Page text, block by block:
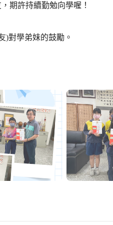
期許持續勤勉向學喔！
)對學弟妹的鼓勵。